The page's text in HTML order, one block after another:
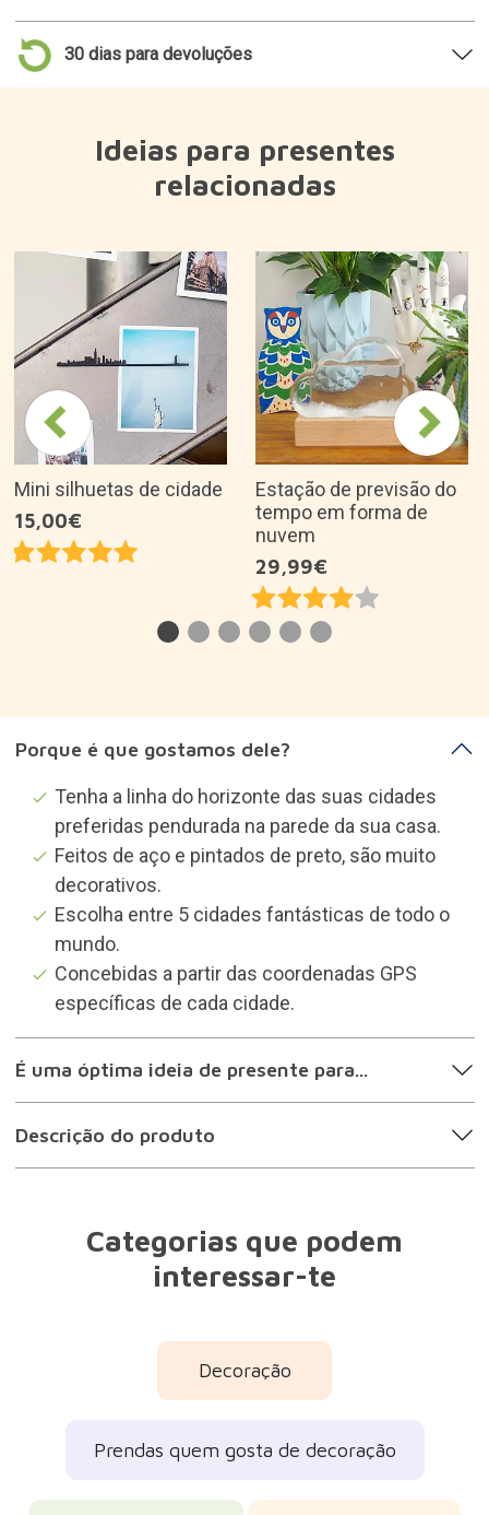
30 dias para devoluções
Ideias para presentes
relacionadas
Mini silhuetas de cidade
15,00€
Estação de previsão do
tempo em forma de
nuvem
29,99€
Porque é que gostamos dele?
Tenha a linha do horizonte das suas cidades
preferidas pendurada na parede da sua casa.
Feitos de aço e pintados de preto, são muito
decorativos.
Escolha entre 5 cidades fantásticas de todo o
mundo.
Concebidas a partir das coordenadas GPS
específicas de cada cidade.
É uma óptima ideia de presente para...
Descrição do produto
Categorias que podem
interessar-te
Decoração
Prendas quem gosta de decoração